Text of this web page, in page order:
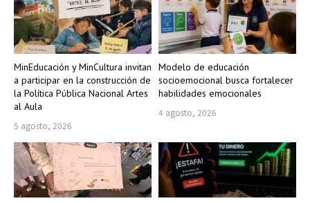
MinEducación y MinCultura invitan
a participar en la construcción de
la Política Pública Nacional Artes
al Aula
5 agosto, 2026
Modelo de educación
socioemocional busca fortalecer
habilidades emocionales
4 agosto, 2026